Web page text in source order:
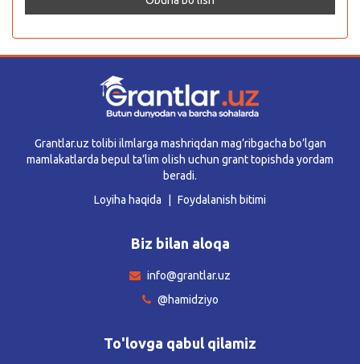
Grantlar.uz tolibi ilmlarga mashriqdan mag’ribgacha bo’lgan
mamlakatlarda bepul ta’lim olish uchun grant topishda yordam
beradi.
Loyiha haqida
Foydalanish bitimi
Biz bilan aloqa
info@grantlar.uz
@hamidziyo
To'lovga qabul qilamiz